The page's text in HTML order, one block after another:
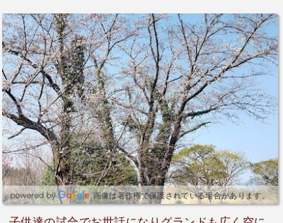
画像は著作権で保護されている場合があります。